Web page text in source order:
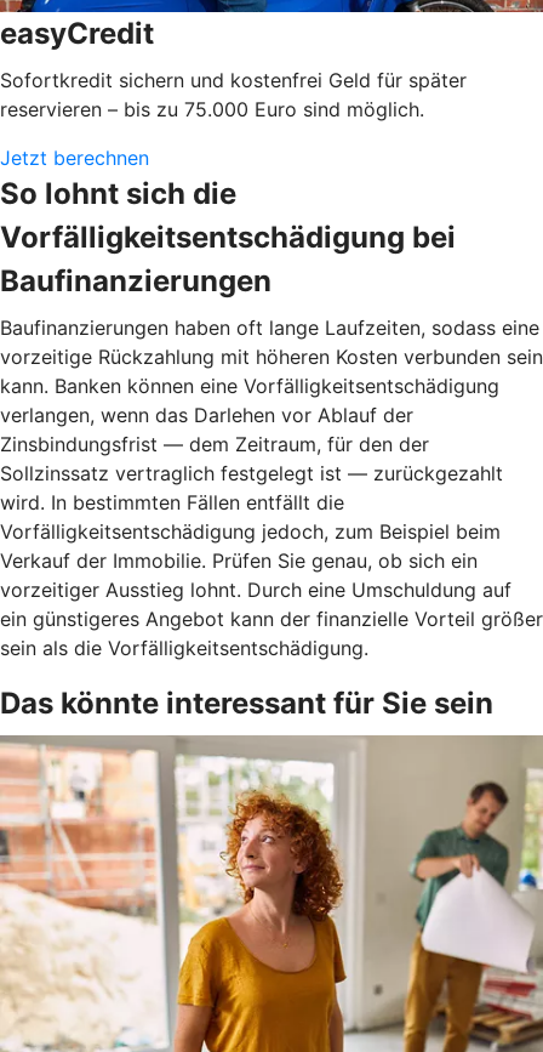
easyCredit
Sofortkredit sichern und kostenfrei Geld für später
reservieren – bis zu 75.000 Euro sind möglich.
Jetzt berechnen
So lohnt sich die
Vorfälligkeitsentschädigung bei
Baufinanzierungen
Baufinanzierungen haben oft lange Laufzeiten, sodass eine
vorzeitige Rückzahlung mit höheren Kosten verbunden sein
kann. Banken können eine Vorfälligkeitsentschädigung
verlangen, wenn das Darlehen vor Ablauf der
Zinsbindungsfrist — dem Zeitraum, für den der
Sollzinssatz vertraglich festgelegt ist — zurückgezahlt
wird. In bestimmten Fällen entfällt die
Vorfälligkeitsentschädigung jedoch, zum Beispiel beim
Verkauf der Immobilie. Prüfen Sie genau, ob sich ein
vorzeitiger Ausstieg lohnt. Durch eine Umschuldung auf
ein günstigeres Angebot kann der finanzielle Vorteil größer
sein als die Vorfälligkeitsentschädigung.
Das könnte interessant für Sie sein